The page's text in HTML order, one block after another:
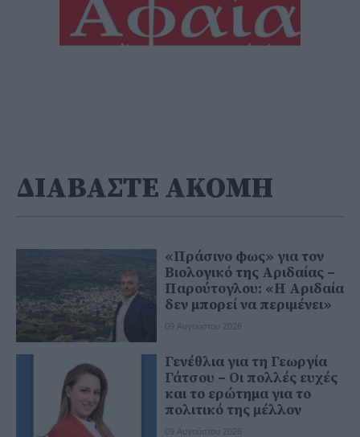
ΔΙΑΒΑΣΤΕ ΑΚΟΜΗ
«Πράσινο φως» για τον
Βιολογικό της Αριδαίας –
Παρούτογλου: «Η Αριδαία
δεν μπορεί να περιμένει»
09 Αυγούστου 2026
Γενέθλια για τη Γεωργία
Γάτσου – Οι πολλές ευχές
και το ερώτημα για το
πολιτικό της μέλλον
09 Αυγούστου 2026